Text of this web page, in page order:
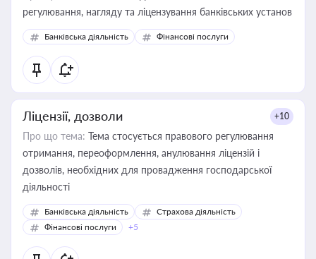
регулювання, нагляду та ліцензування банківських установ
Банківська діяльність Фінансові послуги
Ліцензії, дозволи +10
Про що тема: Тема стосується правового регулювання
отримання, переоформлення, анулювання ліцензій і
дозволів, необхідних для провадження господарської
діяльності
Банківська діяльність
Страхова діяльність
Фінансові послуги
+5